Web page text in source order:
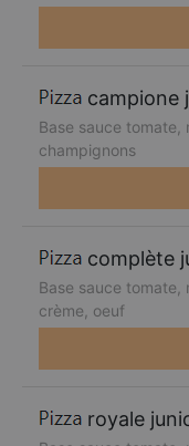
campione
Base sauce tomate,
champignons
complète
Base sauce tomate,
crème, oeuf
royale